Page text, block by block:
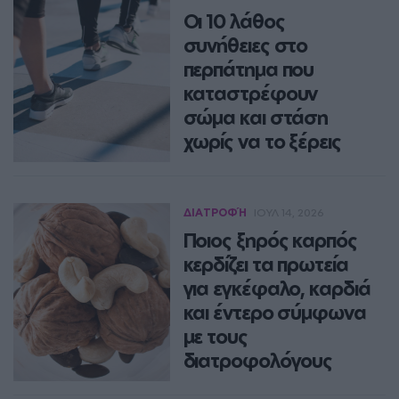
αίσθηση πείνας μετά την
προπόνηση.
Οι 10 λάθος
συνήθειες στο
περπάτημα που
καταστρέφουν
σώμα και στάση
χωρίς να το ξέρεις
όταν περπατάμε
ΔΈΣΠΟΙΝΑ ΠΟΛΥΧΡΟΝΊΔΟΥ
ΔΙΑΤΡΟΦΉ
Ποιος ξηρός καρπός
κερδίζει τα πρωτεία
για εγκέφαλο, καρδιά
και έντερο σύμφωνα
με τους
διατροφολόγους